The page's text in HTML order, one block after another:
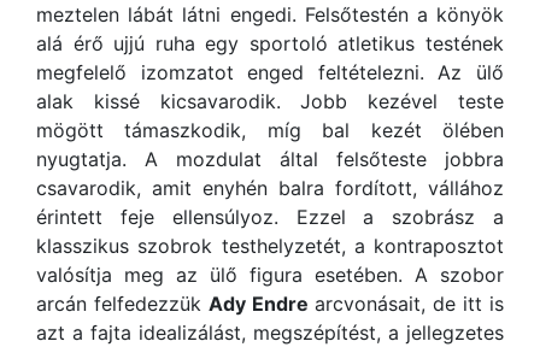
meztelen lábát látni engedi. Felsőtestén a könyök
alá érő ujjú ruha egy sportoló atletikus testének
megfelelő izomzatot enged feltételezni. Az ülő
alak kissé kicsavarodik. Jobb kezével teste
mögött támaszkodik, míg bal kezét ölében
nyugtatja. A mozdulat által felsőteste jobbra
csavarodik, amit enyhén balra fordított, vállához
érintett feje ellensúlyoz. Ezzel a szobrász a
klasszikus szobrok testhelyzetét, a kontraposztot
valósítja meg az ülő figura esetében. A szobor
arcán felfedezzük Ady Endre arcvonásait, de itt is
azt a fajta idealizálást, megszépítést, a jellegzetes